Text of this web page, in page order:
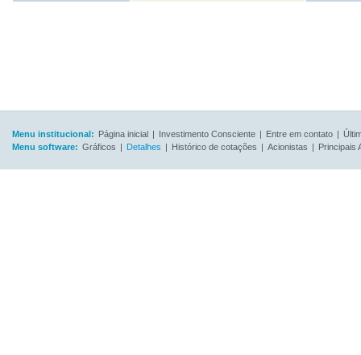
Menu institucional: Página inicial | Investimento Consciente | Entre em contato |
Menu software: Gráficos | Detalhes | Histórico de cotações | Acionistas | Principais